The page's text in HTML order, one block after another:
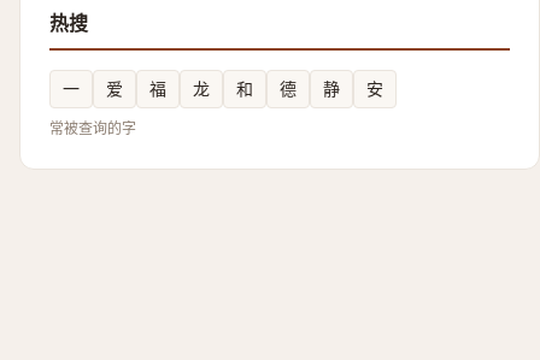
热搜
一 爱 福 龙 和 德 静 安
常被查询的字